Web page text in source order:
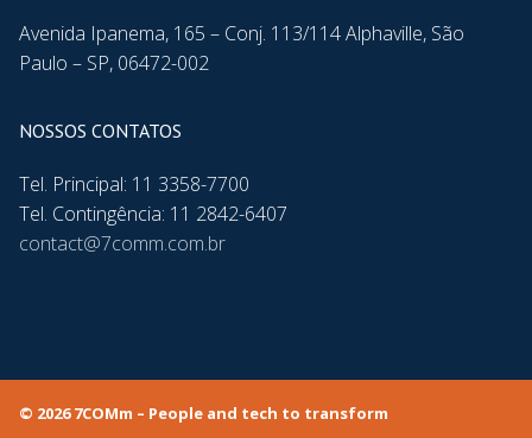
Avenida Ipanema, 165 – Conj. 113/114 Alphaville, São
Paulo – SP, 06472-002
NOSSOS CONTATOS
Tel. Principal: 11 3358-7700
Tel. Contingência: 11 2842-6407
contact@7comm.com.br
© 2026 7COMm – People and tech to transform